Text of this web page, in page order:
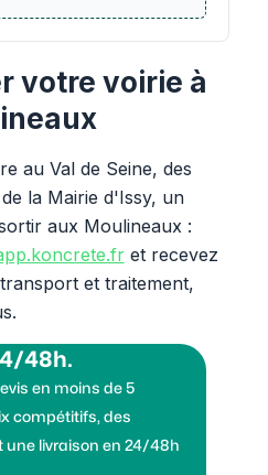
votre voirie à
au Val de Seine, des
la Mairie d'Issy, un
aux Moulineaux :
et recevez
et traitement,
48h.
en moins de 5
compétitifs, des
une livraison en 24/48h